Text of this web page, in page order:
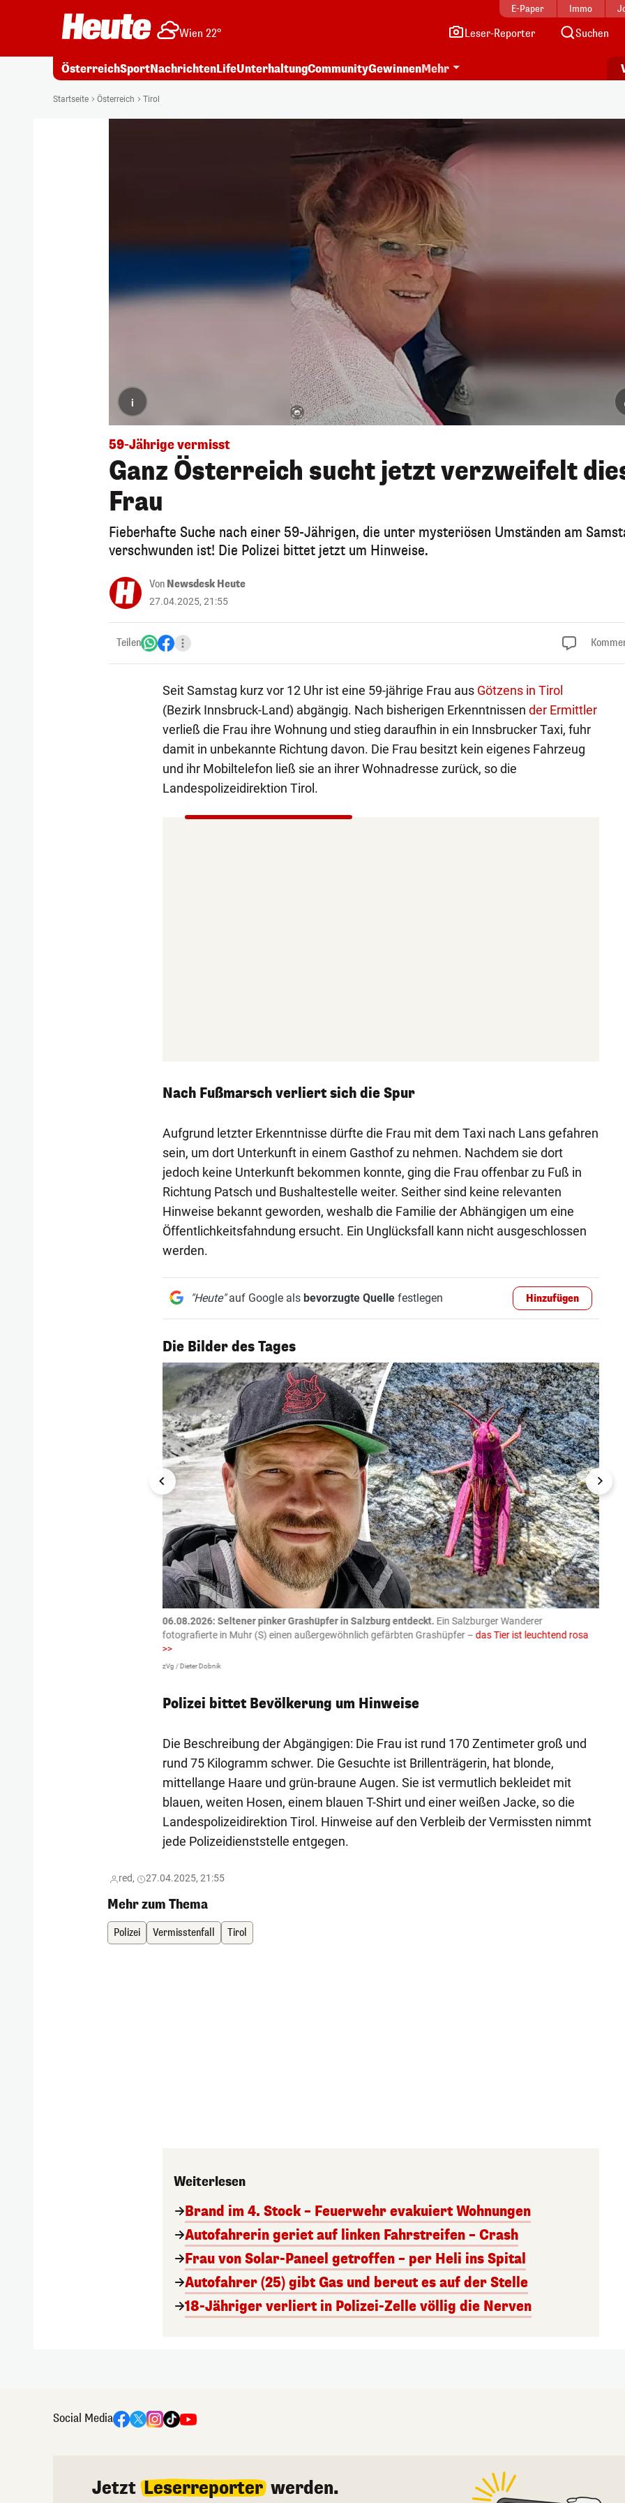
E-Paper Immo
Wien 22° Leser-Reporter Suchen
ÖsterreichSportNachrichtenLifeUnterhaltungCommunityGewinnenMehr
Startseite Österreich Tirol
i
59-Jährige vermisst
Ganz Österreich sucht jetzt verzweifelt
Frau
Fieberhafte Suche nach einer 59-Jährigen, die unter mysteriösen Umständen am
verschwunden ist! Die Polizei bittet jetzt um Hinweise.
Von Newsdesk Heute
27.04.2025, 21:55
Teilen
Seit Samstag kurz vor 12 Uhr ist eine 59-jährige Frau aus Götzens in Tirol
(Bezirk Innsbruck-Land) abgängig. Nach bisherigen Erkenntnissen der Ermittler
verließ die Frau ihre Wohnung und stieg daraufhin in ein Innsbrucker Taxi, fuhr
damit in unbekannte Richtung davon. Die Frau besitzt kein eigenes Fahrzeug
und ihr Mobiltelefon ließ sie an ihrer Wohnadresse zurück, so die
Landespolizeidirektion Tirol.
Nach Fußmarsch verliert sich die Spur
Aufgrund letzter Erkenntnisse dürfte die Frau mit dem Taxi nach Lans gefahren
sein, um dort Unterkunft in einem Gasthof zu nehmen. Nachdem sie dort
jedoch keine Unterkunft bekommen konnte, ging die Frau offenbar zu Fuß in
Richtung Patsch und Bushaltestelle weiter. Seither sind keine relevanten
Hinweise bekannt geworden, weshalb die Familie der Abhängigen um eine
Öffentlichkeitsfahndung ersucht. Ein Unglücksfall kann nicht ausgeschlossen
werden.
"Heute"auf Google als bevorzugte Quellefestlegen Hinzufügen
Die Bilder des Tages
1/54
06.08.2026: Seltener pinker Grashüpfer in Salzburg entdeckt. Ein Salzburger Wanderer
fotografierte in Muhr (S) einen außergewöhnlich gefärbten Grashüpfer – das Tier ist leuchtend rosa
>>
zVg / Dieter Dobnik
Polizei bittet Bevölkerung um Hinweise
Die Beschreibung der Abgängigen: Die Frau ist rund 170 Zentimeter groß und
rund 75 Kilogramm schwer. Die Gesuchte ist Brillenträgerin, hat blonde,
mittellange Haare und grün-braune Augen. Sie ist vermutlich bekleidet mit
blauen, weiten Hosen, einem blauen T-Shirt und einer weißen Jacke, so die
Landespolizeidirektion Tirol. Hinweise auf den Verbleib der Vermissten nimmt
jede Polizeidienststelle entgegen.
red, 27.04.2025, 21:55
Mehr zum Thema
Polizei Vermisstenfall Tirol
Weiterlesen
Brand im 4. Stock – Feuerwehr evakuiert Wohnungen
Autofahrerin geriet auf linken Fahrstreifen – Crash
Frau von Solar-Paneel getroffen – per Heli ins Spital
Autofahrer (25) gibt Gas und bereut es auf der Stelle
18-Jähriger verliert in Polizei-Zelle völlig die Nerven
Social Media
Jetzt Leserreporter werden.